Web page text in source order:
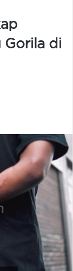
Gorila di